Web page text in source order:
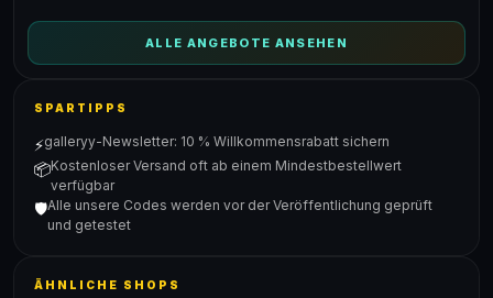
ALLE ANGEBOTE ANSEHEN
SPARTIPPS
⚡galleryy-Newsletter: 10 % Willkommensrabatt sichern
📦Kostenloser Versand oft ab einem Mindestbestellwert
verfügbar
🛡️Alle unsere Codes werden vor der Veröffentlichung geprüft
und getestet
ÄHNLICHE SHOPS